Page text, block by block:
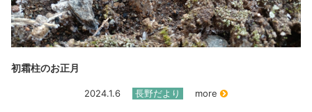
初霜柱のお正月
2024.1.6 長野だより more